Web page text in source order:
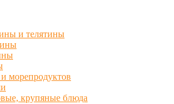
и телятины
морепродуктов
крупяные блюда